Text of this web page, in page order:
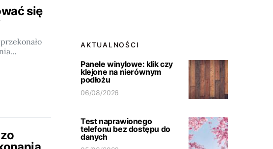
się
AKTUALNOŚCI
Panele winylowe: klik czy
klejone na nierównym
podłożu
06/08/2026
Test naprawionego
telefonu bez dostępu do
danych